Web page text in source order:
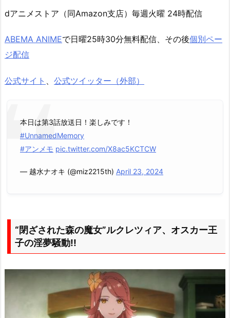
dアニメストア（同Amazon支店）毎週火曜 24時配信
ABEMA ANIMEで日曜25時30分無料配信、その後個別ペー
ジ配信
公式サイト 、 公式ツイッター（外部）
本日は第3話放送日！楽しみです！
#UnnamedMemory
#アンメモ pic.twitter.com/X8ac5KCTCW
— 越水ナオキ (@miz2215th) April 23, 2024
“閉ざされた森の魔女”ルクレツィア、オスカー王
子の淫夢騒動!!